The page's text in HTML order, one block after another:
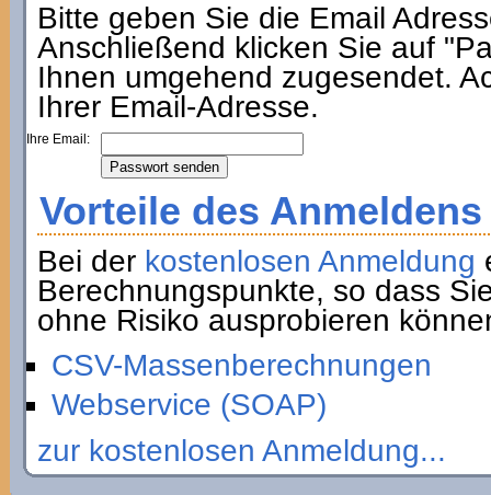
Bitte geben Sie die Email
Anschließend klicken Sie auf
Ihnen umgehend zugesendet.
Ihrer Email-Adresse.
Ihre Email:
Vorteile des Anmeldens
Bei der kostenlosen Anmeldung
Berechnungspunkte, so dass
ohne Risiko ausprobieren
CSV-Massenberechnungen
Webservice (SOAP)
zur kostenlosen Anmeldung...